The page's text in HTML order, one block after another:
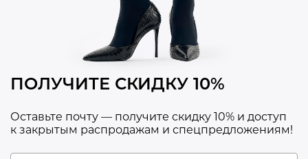
ПОЛУЧИТЕ СКИДКУ 10%
Оставьте почту — получите скидку 10% и доступ
к закрытым распродажам и спецпредложениям!